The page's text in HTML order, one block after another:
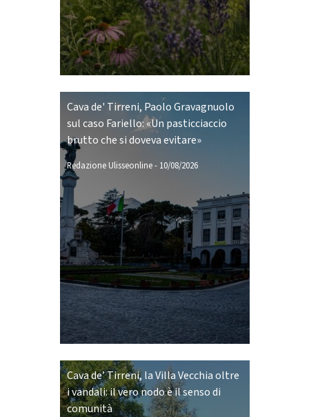
Cava de' Tirreni, Paolo Gravagnuolo
sul caso Fariello: «Un pasticciaccio
brutto che si doveva evitare»
Redazione Ulisseonline- 10/08/2026
Cava de’ Tirreni, la Villa Vecchia oltre
i vandali: il vero nodo è il senso di
comunità